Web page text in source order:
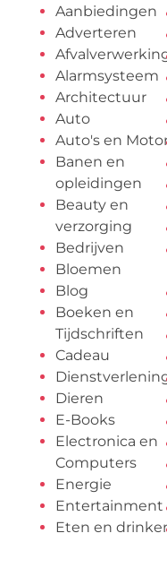
Aanbiedingen
Adverteren
Alarmsysteem
Architectuur
Auto
Auto's en
Banen en
opleidingen
Beauty en
verzorging
Bedrijven
Bloemen
Blog
Boeken en
Tijdschriften
Cadeau
Dieren
E-Books
Electronica en
Computers
Energie
Entertainment
Eten en